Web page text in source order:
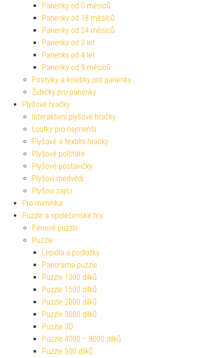
Panenky od 0 měsíců
Panenky od 18 měsíců
Panenky od 24 měsíců
Panenky od 3 let
Panenky od 4 let
Panenky od 9 měsíců
Postýlky a kolébky pro panenky
Židličky pro panenky
Plyšové hračky
Interaktivní plyšové hračky
Loutky pro nejmenší
Plyšové a textilní hračky
Plyšové polštáře
Plyšové postavičky
Plyšoví medvědi
Plyšoví zajíci
Pro miminka
Puzzle a společenské hry
Pěnové puzzle
Puzzle
Lepidla a podložky
Panorama puzzle
Puzzle 1000 dílků
Puzzle 1500 dílků
Puzzle 2000 dílků
Puzzle 3000 dílků
Puzzle 3D
Puzzle 4000 – 8000 dílků
Puzzle 500 dílků